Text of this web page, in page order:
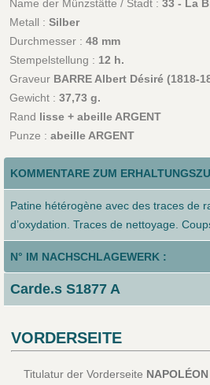
Name der Münzstätte / Stadt : 33 - La
Metall : Silber
Durchmesser : 48 mm
Stempelstellung : 12 h.
Graveur BARRE Albert Désiré (1818-
Gewicht : 37,73 g.
Rand lisse + abeille ARGENT
Punze : abeille ARGENT
KOMMENTARE ZUM
Patine hétérogène avec des traces de
d’oxydation. Traces de nettoyage.
N° IM NACHSCHLAGEWERK :
Carde.s S1877 A
VORDERSEITE
Titulatur der Vorderseite